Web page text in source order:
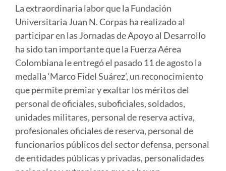
La extraordinaria labor que la Fundación
Universitaria Juan N. Corpas ha realizado al
participar en las Jornadas de Apoyo al Desarrollo
ha sido tan importante que la Fuerza Aérea
Colombiana le entregó el pasado 11 de agosto la
medalla ‘Marco Fidel Suárez’, un reconocimiento
que permite premiar y exaltar los méritos del
personal de oficiales, suboficiales, soldados,
unidades militares, personal de reserva activa,
profesionales oficiales de reserva, personal de
funcionarios públicos del sector defensa, personal
de entidades públicas y privadas, personalidades